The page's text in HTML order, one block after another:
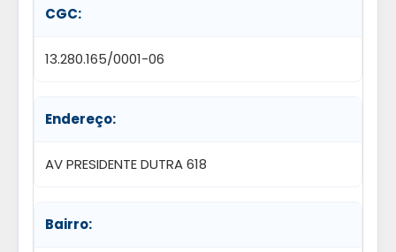
CGC:
13.280.165/0001-06
Endereço:
AV PRESIDENTE DUTRA 618
Bairro: